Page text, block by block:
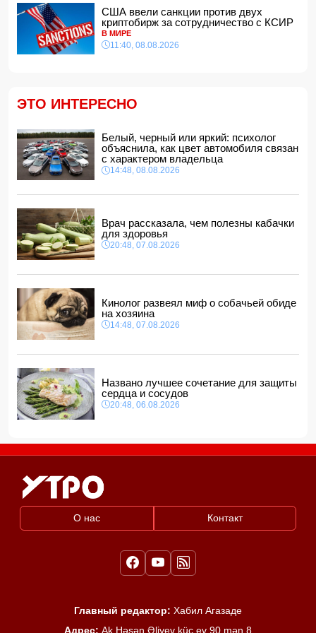
11:40, 08.08.2026
Фон дер Ляйен захотела пресечь доходы России «со
всех сторон»
11:34, 08.08.2026
В ФИФА прокомментировали обвинения Инфантино в
11:30, 08.08.2026
СМИ: Пентагон закупит лазерные противодроновые
установки на 400 млн долларов
11:28, 08.08.2026
Миру грозит дефицит важнейшего продукта
Анна Седокова отреагировала на статус "черной вдовы"
11:22, 08.08.2026
США ввели санкции против двух
криптобирж за сотрудничество с КСИР
В МИРЕ
11:40, 08.08.2026
ЭТО ИНТЕРЕСНО
Белый, черный или яркий: психолог
объяснила, как цвет автомобиля связан
с характером владельца
14:48, 08.08.2026
Врач рассказала, чем полезны кабачки
для здоровья
20:48, 07.08.2026
Кинолог развеял миф о собачьей обиде
на хозяина
14:48, 07.08.2026
Названо лучшее сочетание для защиты
сердца и сосудов
20:48, 06.08.2026
О нас Контакт
Главный редактор: Хабил Агазаде
Адрес: Ak.Həsən Əliyev küç ev 90 mən 8